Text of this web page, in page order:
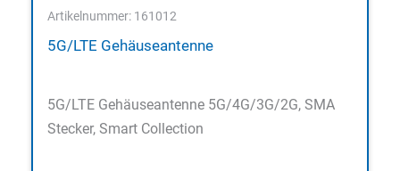
Artikelnummer: 161012
5G/LTE Gehäuseantenne
5G/LTE Gehäuseantenne 5G/4G/3G/2G, SMA
Stecker, Smart Collection